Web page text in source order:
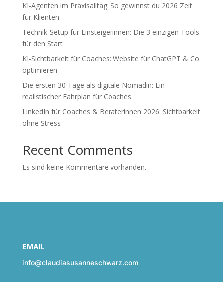
KI-Agenten im Praxisalltag: So gewinnst du 2026 Zeit
für Klienten
Technik-Setup für Einsteigerinnen: Die 3 einzigen Tools
für den Start
KI-Sichtbarkeit für Coaches: Website für ChatGPT & Co.
optimieren
Die ersten 30 Tage als digitale Nomadin: Ein
realistischer Fahrplan für Coaches
LinkedIn für Coaches & Beraterinnen 2026: Sichtbarkeit
ohne Stress
Recent Comments
Es sind keine Kommentare vorhanden.
EMAIL
info@claudiasusanneschwarz.com